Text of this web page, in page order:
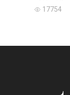
17754